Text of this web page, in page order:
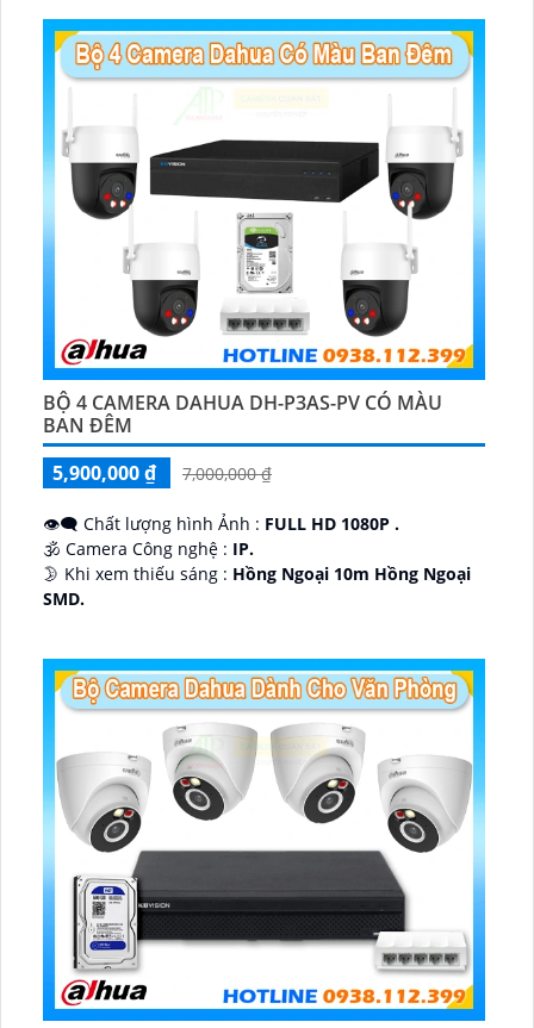
BỘ 4 CAMERA DAHUA DH-P3AS-PV CÓ MÀU
BAN ĐÊM
5,900,000 ₫
7,000,000 ₫
👁️‍🗨 Chất lượng hình Ảnh : FULL HD 1080P .
🕉️ Camera Công nghệ : IP.
🌛 Khi xem thiếu sáng : Hồng Ngoại 10m Hồng Ngoại
SMD.